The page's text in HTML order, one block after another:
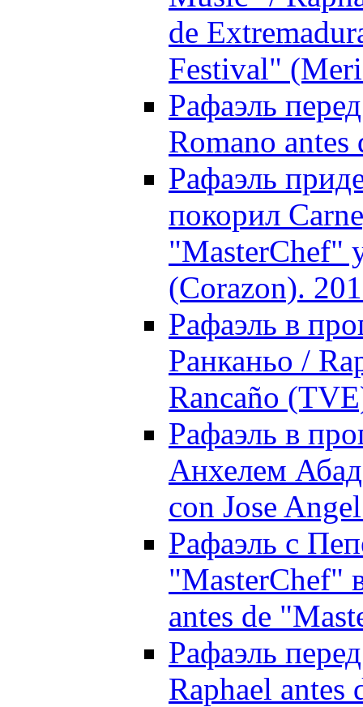
de
Festival"
Рафаэль
Romano
Рафаэль
покорил
"MasterChef"
(Corazon).
Рафаэль в
Ранканьо /
Rancaño
Рафаэль в
Анхелем
con Jose
Рафаэль с
"MasterChef"
antes de
Рафаэль
Raphael antes